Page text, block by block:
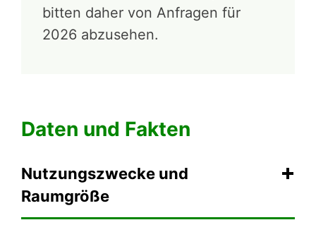
bitten daher von Anfragen für
2026 abzusehen.
Daten und Fakten
Nutzungszwecke und
Raumgröße